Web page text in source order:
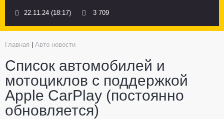
22.11.24 (18:17) 3 709
Главная Авто новости
Список автомобилей и
мотоциклов с поддержкой
Apple CarPlay (постоянно
обновляется)